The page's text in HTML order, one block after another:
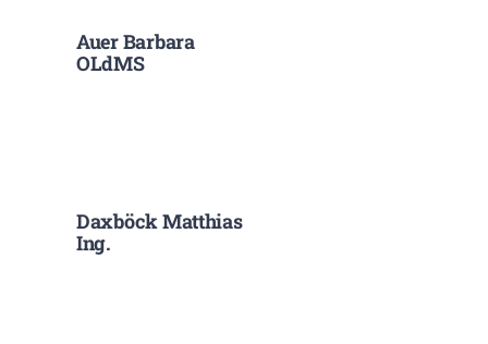
Auer Barbara
OLdMS
Daxböck Matthias
Ing.